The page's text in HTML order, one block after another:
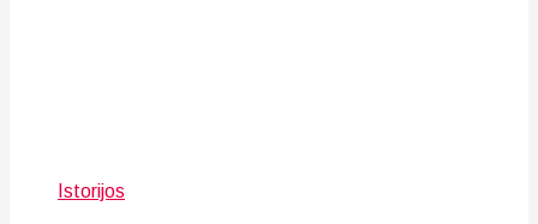
Istorijos